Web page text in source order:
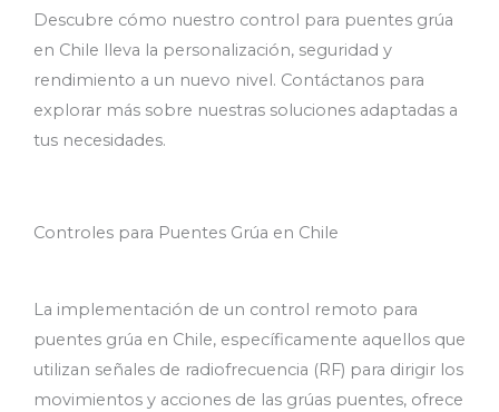
Descubre cómo nuestro control para puentes grúa
en Chile lleva la personalización, seguridad y
rendimiento a un nuevo nivel. Contáctanos para
explorar más sobre nuestras soluciones adaptadas a
tus necesidades.
Controles para Puentes Grúa en Chile
La implementación de un control remoto para
puentes grúa en Chile, específicamente aquellos que
utilizan señales de radiofrecuencia (RF) para dirigir los
movimientos y acciones de las grúas puentes, ofrece